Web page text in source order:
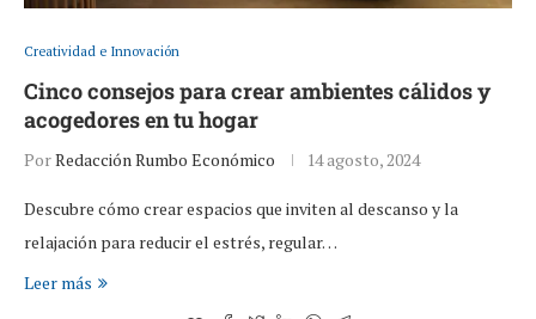
Creatividad e Innovación
Cinco consejos para crear ambientes cálidos y
acogedores en tu hogar
PorRedacción Rumbo Económico 14 agosto, 2024
Descubre cómo crear espacios que inviten al descanso y la
relajación para reducir el estrés, regular…
Leer más